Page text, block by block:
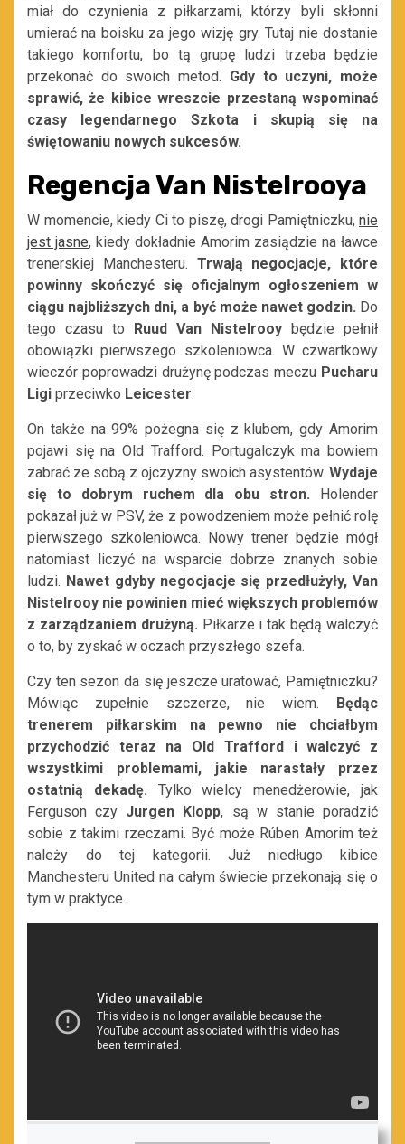
miał do czynienia z piłkarzami, którzy byli skłonni
umierać na boisku za jego wizję gry. Tutaj nie dostanie
takiego komfortu, bo tą grupę ludzi trzeba będzie
przekonać do swoich metod. Gdy to uczyni, może
sprawić, że kibice wreszcie przestaną wspominać
czasy legendarnego Szkota i skupią się na
świętowaniu nowych sukcesów.
Regencja Van Nistelrooya
W momencie, kiedy Ci to piszę, drogi Pamiętniczku, nie
jest jasne, kiedy dokładnie Amorim zasiądzie na ławce
trenerskiej Manchesteru. Trwają negocjacje, które
powinny skończyć się oficjalnym ogłoszeniem w
ciągu najbliższych dni, a być może nawet godzin. Do
tego czasu to
Ruud Van Nistelrooy będzie pełnił
obowiązki pierwszego szkoleniowca. W czwartkowy
wieczór poprowadzi drużynę podczas meczu Pucharu
Ligi przeciwko Leicester.
On także na 99% pożegna się z klubem, gdy Amorim
pojawi się na Old Trafford. Portugalczyk ma bowiem
zabrać ze sobą z ojczyzny swoich asystentów. Wydaje
się to dobrym ruchem dla obu stron. Holender
pokazał już w PSV, że z powodzeniem może pełnić rolę
pierwszego szkoleniowca. Nowy trener będzie mógł
natomiast liczyć na wsparcie dobrze znanych sobie
ludzi. Nawet gdyby negocjacje się przedłużyły, Van
Nistelrooy nie powinien mieć większych problemów
z zarządzaniem drużyną. Piłkarze i tak będą walczyć
o to, by zyskać w oczach przyszłego szefa.
Czy ten sezon da się jeszcze uratować, Pamiętniczku?
Mówiąc zupełnie szczerze, nie wiem.
Będąc
trenerem piłkarskim na pewno nie chciałbym
przychodzić teraz na Old Trafford i walczyć z
wszystkimi problemami, jakie narastały przez
ostatnią dekadę. Tylko wielcy menedżerowie, jak
Ferguson czy Jurgen Klopp, są w stanie poradzić
sobie z takimi rzeczami. Być może Rúben Amorim też
należy do tej kategorii. Już niedługo kibice
Manchesteru United na całym świecie przekonają się o
tym w praktyce.